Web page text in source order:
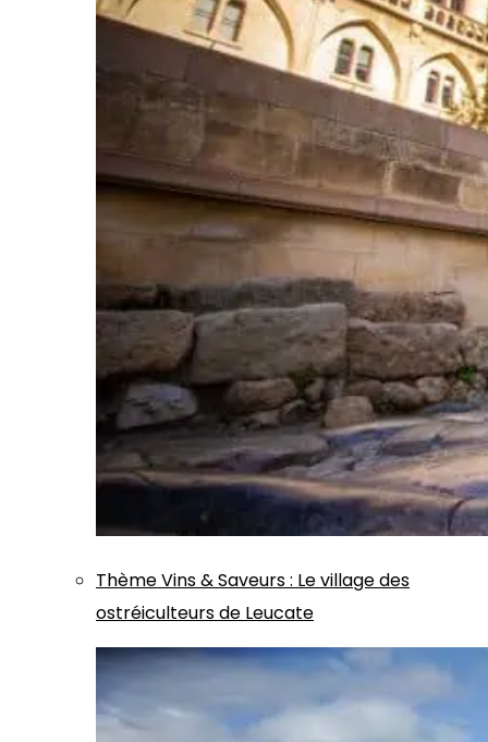
ThèmeVins & Saveurs: Le village des
ostréiculteurs de Leucate